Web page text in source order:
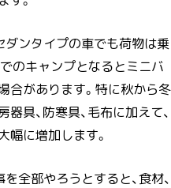
ンタイプの車でも荷物は乗
のキャンプとなるとミニバ
合があります。特に秋から冬
具、防寒具、毛布に加えて、
幅に増加します。
全部やろうとすると、食材、